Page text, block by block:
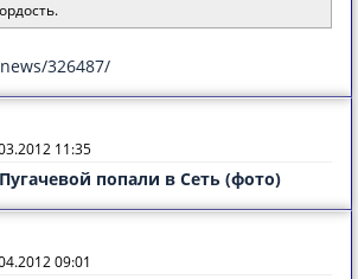
326487/
11:35
попали в Сеть (фото)
09:01